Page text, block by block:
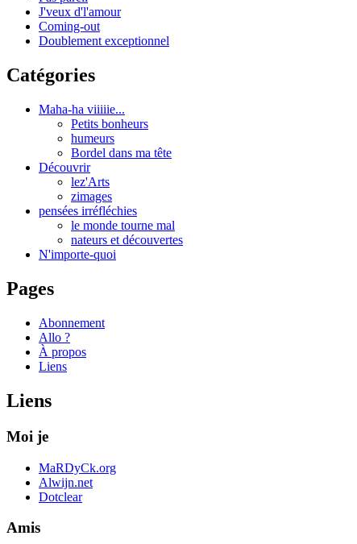
J'veux d'l'amour
Coming-out
Doublement exceptionnel
Catégories
Maha-ha viiiiie...
Petits bonheurs
humeurs
Bordel dans ma tête
Découvrir
lez'Arts
zimages
pensées irréfléchies
le monde tourne mal
nateurs et découvertes
N'importe-quoi
Pages
Abonnement
Allo ?
À propos
Liens
Liens
Moi je
MaRDyCk.org
Alwijn.net
Dotclear
Amis